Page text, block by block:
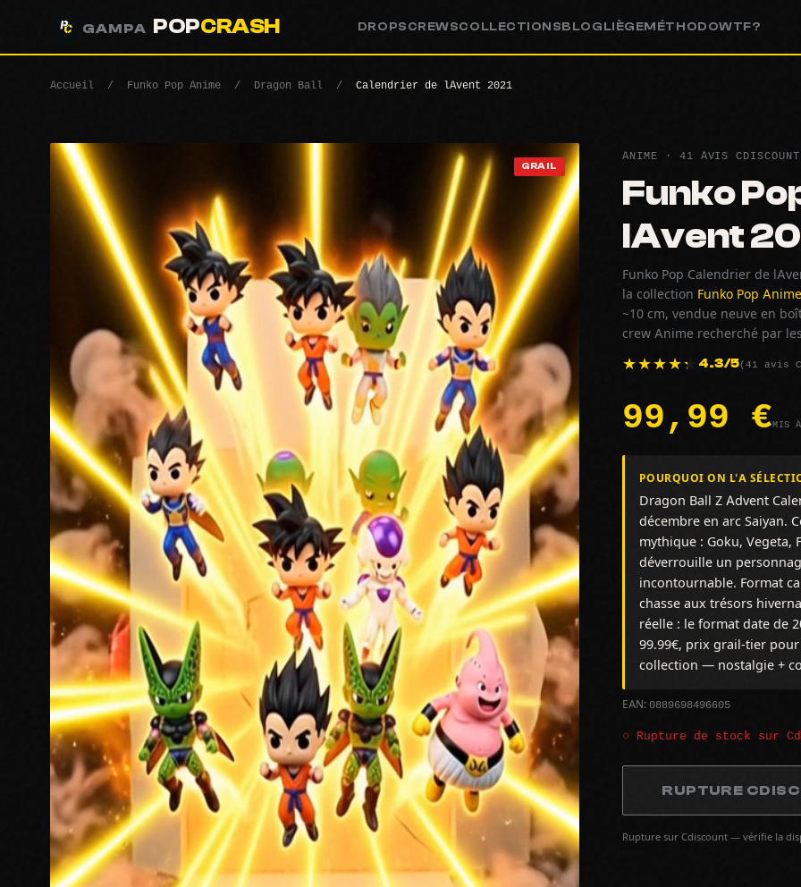
GAMPA POPCRASH DROPS CREWSCOLLECTIONSBLOG LIÈGEMÉTHODOWTF?
Accueil / Funko Pop Anime / Dragon Ball / Calendrier de lAvent 2021
GRAIL
ANIME · 41 AVIS CDISCOUNT
Funko
lAvent
Funko Pop Calendrier de
la collection Funko Pop Anime
~10 cm, vendue neuve en
crew Anime recherché par
4.3/5(41 avis
99,99 €MIS
POURQUOI ON L'A
Dragon Ball Z Advent
décembre en arc Saiyan.
mythique : Goku, Vegeta,
déverrouille un
incontournable. Format
chasse aux trésors
réelle : le format date de
99.99€, prix grail-tier
collection — nostalgie +
EAN: 0889698496605
○ Rupture de stock sur
RUPTURE
Rupture sur Cdiscount — vérifie la